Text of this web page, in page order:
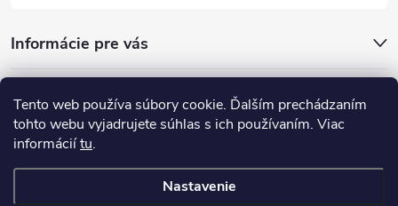
Tento web používa súbory cookie. Ďalším prechádzaním
tohto webu vyjadrujete súhlas s ich používaním. Viac
informáciítu.
Nastavenie
Informácie pre vás
Showroom